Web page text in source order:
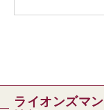
ライオンズマ